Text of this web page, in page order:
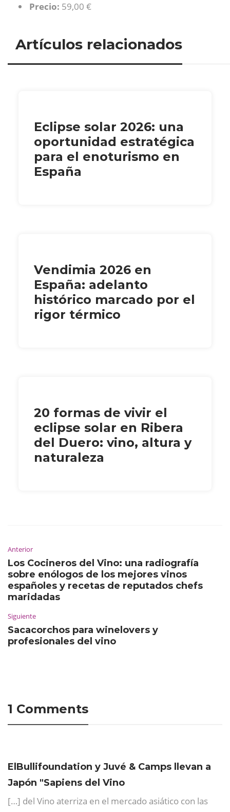
Precio: 59,00 €
Artículos relacionados
Eclipse solar 2026: una
oportunidad estratégica
para el enoturismo en
España
Vendimia 2026 en
España: adelanto
histórico marcado por el
rigor térmico
20 formas de vivir el
eclipse solar en Ribera
del Duero: vino, altura y
naturaleza
Anterior
Los Cocineros del Vino: una radiografía
sobre enólogos de los mejores vinos
españoles y recetas de reputados chefs
maridadas
Siguiente
Sacacorchos para winelovers y
profesionales del vino
1 Comments
ElBullifoundation y Juvé & Camps llevan a
Japón "Sapiens del Vino
[…] del Vino aterriza en el mercado asiático con las